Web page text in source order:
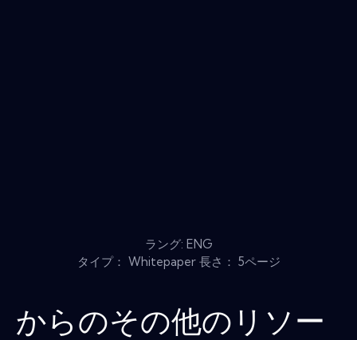
ラング: ENG
タイプ： Whitepaper 長さ： 5ページ
からのその他のリソー